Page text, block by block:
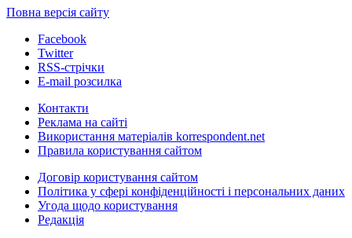
Повна версія сайту
Facebook
Twitter
RSS-стрічки
E-mail розсилка
Контакти
Реклама на сайті
Використання матеріалів korrespondent.net
Правила користування сайтом
Договір користування сайтом
Політика у сфері конфіденційності і персональних даних
Угода щодо користування
Редакція